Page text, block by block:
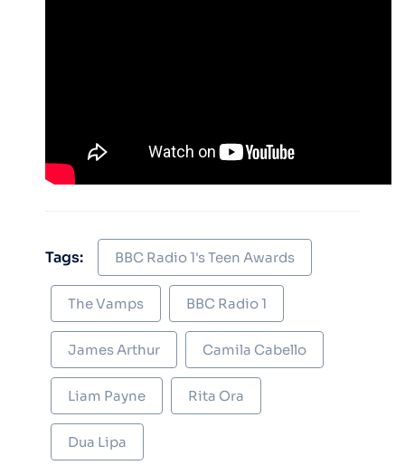
Tags: BBC Radio 1's Teen Awards
The Vamps BBC Radio 1
James Arthur Camila Cabello
Liam Payne Rita Ora
Dua Lipa